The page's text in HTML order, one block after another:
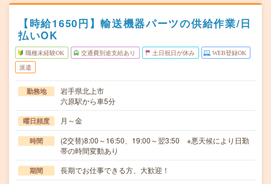
【時給1650円】輸送機器パーツの供給作業/日
払いOK
職種未経験OK 交通費別途支給あり 土日祝日が休み WEB登録OK
派遣
勤務地
岩手県北上市
六原駅から車5分
曜日頻度 月～金
時間
(2交替)8:00～16:50、19:00～翌3:50 ※悪天候により日勤
帯の時間変動あり
期間 長期でお仕事できる方、大歓迎！